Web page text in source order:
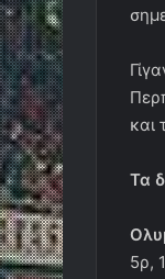
και
Τα
5ρ,